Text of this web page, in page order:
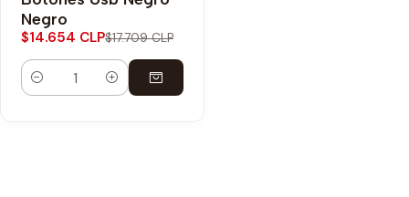
Negro
$14.654 CLP$17.709 CLP
Cantidad